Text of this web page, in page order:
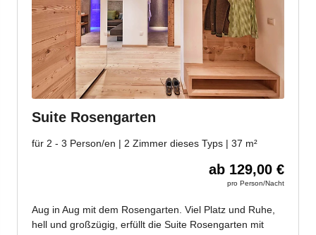
Jenesien auch in der Ferne immer ganz nah - mit
unserem Newsletter!
Melde dich jetzt an und hol dir die neuesten Infos zu
unserer sanften Ferienregion direkt nach Hause.
Wir freuen uns auf dich!
Jetzt anmelden!